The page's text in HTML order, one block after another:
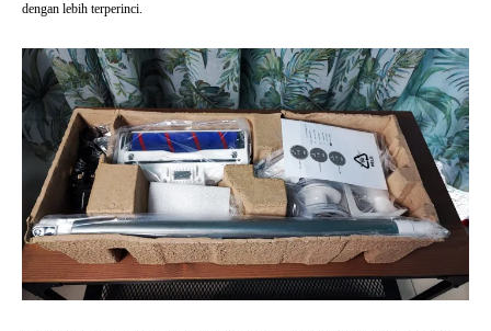
dengan lebih terperinci.